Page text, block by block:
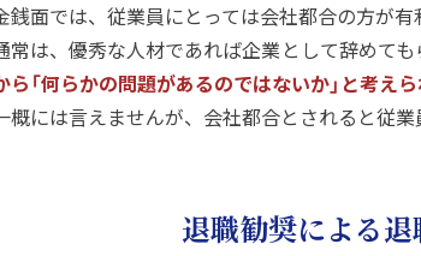
銭面では、従業員にとっては会社都合の方が有
常は、優秀な人材であれば企業として辞めて
ら「何らかの問題があるのではないか」と考え
概には言えませんが、会社都合とされると従
退職勧奨による